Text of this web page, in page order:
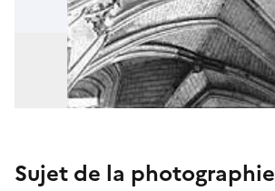
Sujet de la photographie